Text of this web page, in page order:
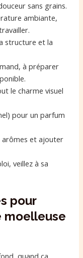
sans grains.
ambiante,
structure et la
à préparer
le charme visuel
pour un parfum
arômes et ajouter
veillez à sa
pour
moelleuse
quand ça